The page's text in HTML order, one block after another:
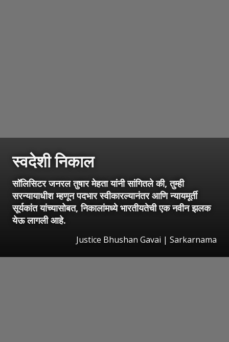
स्वदेशी निकाल
सॉलिसिटर जनरल तुषार मेहता यांनी सांगितले की, तुम्ही
सरन्यायाधीश म्हणून पदभार स्वीकारल्यानंतर आणि न्यायमूर्ती
सूर्यकांत यांच्यासोबत, निकालांमध्ये भारतीयतेची एक नवीन झलक
येऊ लागली आहे.
Justice Bhushan Gavai | Sarkarnama